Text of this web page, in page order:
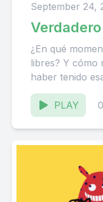
September 24,
¿En qué
libres? Y cómo
haber tenido
primeros años
PLAY